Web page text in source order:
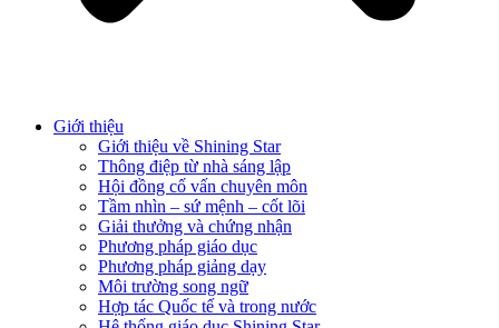
Giới thiệu
Giới thiệu về Shining Star
Thông điệp từ nhà sáng lập
Hội đồng cố vấn chuyên môn
Tầm nhìn – sứ mệnh – cốt lõi
Giải thưởng và chứng nhận
Phương pháp giáo dục
Phương pháp giảng dạy
Môi trường song ngữ
Hợp tác Quốc tế và trong nước